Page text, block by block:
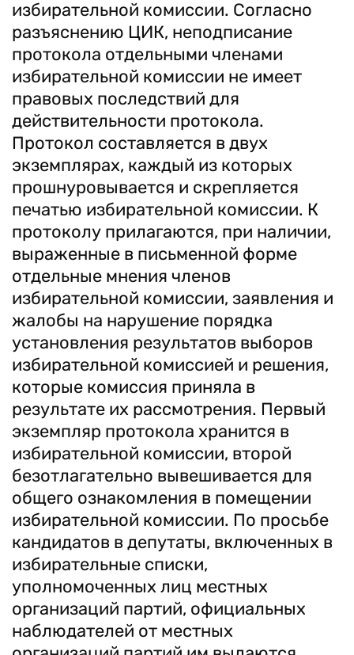
избирательной комиссии. Согласно
разъяснению ЦИК, неподписание
протокола отдельными членами
избирательной комиссии не имеет
правовых последствий для
действительности протокола.
Протокол составляется в двух
экземплярах, каждый из которых
прошнуровывается и скрепляется
печатью избирательной комиссии. К
протоколу прилагаются, при наличии,
выраженные в письменной форме
отдельные мнения членов
избирательной комиссии, заявления и
жалобы на нарушение порядка
установления результатов выборов
избирательной комиссией и решения,
которые комиссия приняла в
результате их рассмотрения. Первый
экземпляр протокола хранится в
избирательной комиссии, второй
безотлагательно вывешивается для
общего ознакомления в помещении
избирательной комиссии. По просьбе
кандидатов в депутаты, включенных в
избирательные списки,
уполномоченных лиц местных
организаций партий, официальных
наблюдателей от местных